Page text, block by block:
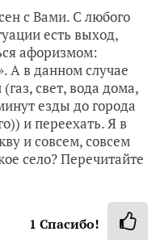
с Вами. С любого
есть выход,
афоризмом:
А в данном случае
свет, вода дома,
езды до города
и переехать. Я в
и совсем, совсем
село? Перечитайте
1 Спасибо!